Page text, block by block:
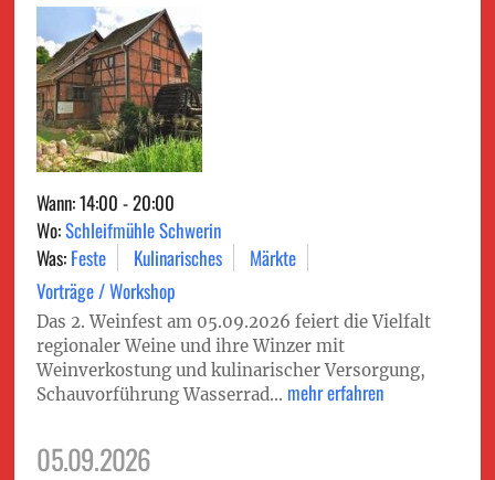
Wann: 14:00 - 20:00
Wo:Schleifmühle Schwerin
Was: Feste Kulinarisches
Märkte
Vorträge / Workshop
Das 2. Weinfest am 05.09.2026 feiert die Vielfalt
regionaler Weine und ihre Winzer mit
Weinverkostung und kulinarischer Versorgung,
Schauvorführung Wasserrad... mehr erfahren
05.09.2026